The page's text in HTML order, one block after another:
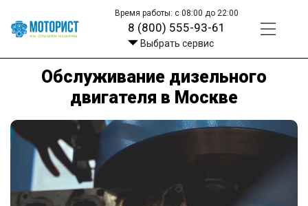
Время работы: с 08:00 до 22:00
8 (800) 555-93-61
Выбрать сервис
Обслуживание дизельного
двигателя в Москве